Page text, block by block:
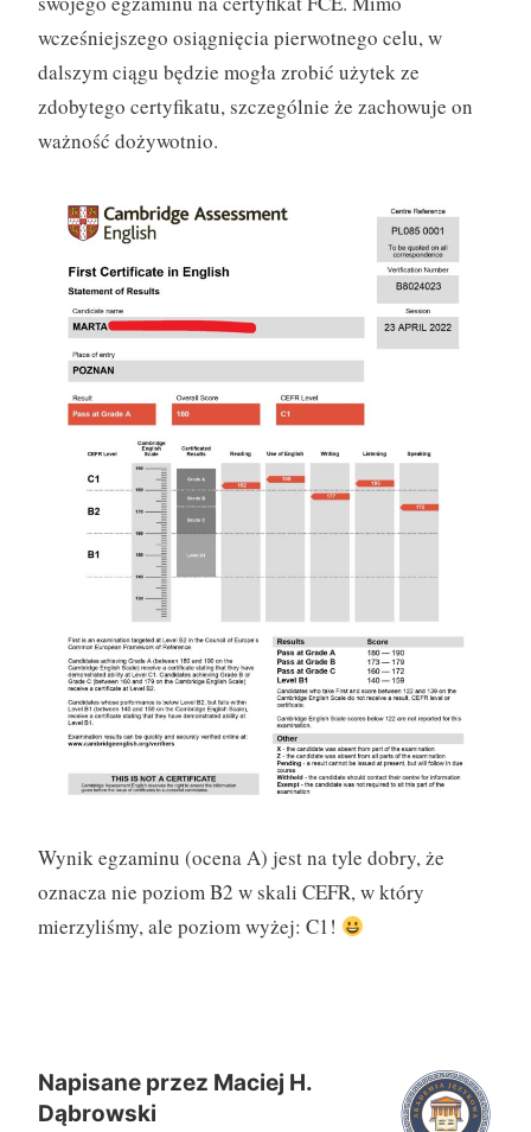
wcześniejszego osiągnięcia pierwotnego celu, w
dalszym ciągu będzie mogła zrobić użytek ze
zdobytego certyfikatu, szczególnie że zachowuje on
ważność dożywotnio.
Wynik egzaminu (ocena A) jest na tyle dobry, że
oznacza nie poziom B2 w skali CEFR, w który
mierzyliśmy, ale poziom wyżej: C1!
Napisane przez Maciej H.
Dąbrowski